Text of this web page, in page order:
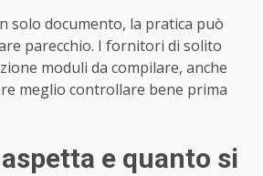
solo documento, la pratica può
parecchio. I fornitori di solito
moduli da compilare, anche
meglio controllare bene prima
e quanto si